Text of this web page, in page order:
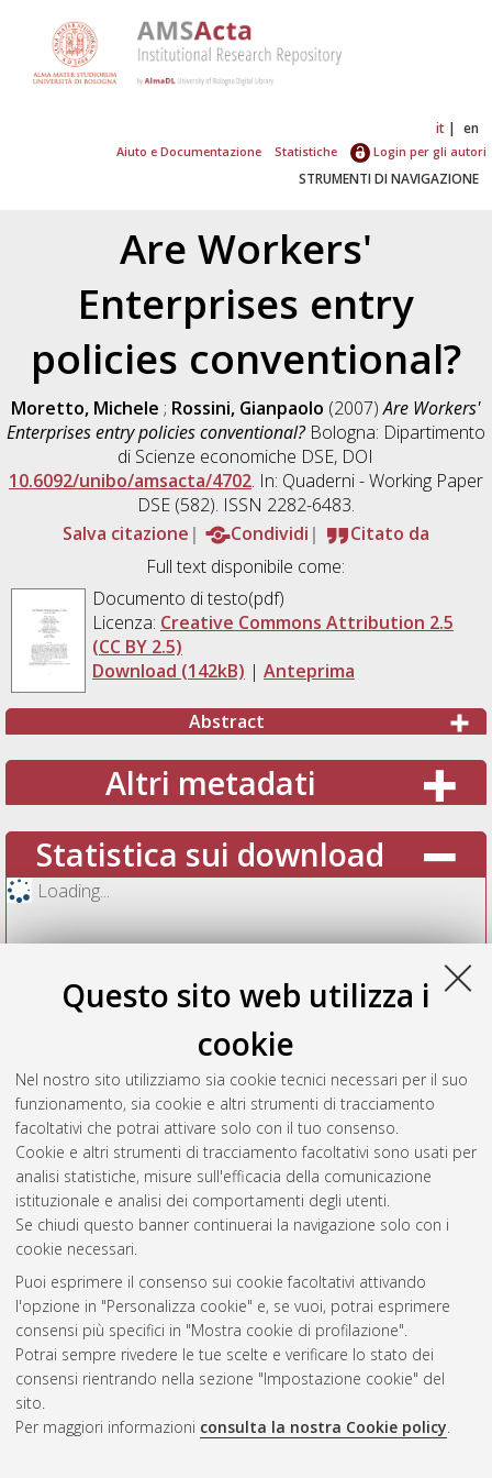
Questo sito web utilizza i
cookie
Nel nostro sito utilizziamo sia cookie tecnici necessari per il suo
funzionamento, sia cookie e altri strumenti di tracciamento
facoltativi che potrai attivare solo con il tuo consenso.
Cookie e altri strumenti di tracciamento facoltativi sono usati per
analisi statistiche, misure sull'efficacia della comunicazione
istituzionale e analisi dei comportamenti degli utenti.
Se chiudi questo banner continuerai la navigazione solo con i
cookie necessari.
Puoi esprimere il consenso sui cookie facoltativi attivando
l'opzione in "Personalizza cookie" e, se vuoi, potrai esprimere
consensi più specifici in "Mostra cookie di profilazione".
Potrai sempre rivedere le tue scelte e verificare lo stato dei
consensi rientrando nella sezione "Impostazione cookie" del
sito.
Per maggiori informazioni consulta la nostra Cookie policy.
it en
Aiuto e Documentazione Statistiche Login per gli autori
STRUMENTI DI NAVIGAZIONE
Are Workers'
Enterprises entry
policies conventional?
Moretto, Michele ; Rossini, Gianpaolo (2007)Are Workers'
Enterprises entry policies conventional?Bologna: Dipartimento
di Scienze economiche DSE, DOI
10.6092/unibo/amsacta/4702. In: Quaderni - Working Paper
DSE (582). ISSN 2282-6483.
Salva citazione
Condividi
Citato da
Full text disponibile come:
Documento di testo(pdf)
Licenza: Creative Commons Attribution 2.5
(CC BY 2.5)
Download (142kB) | Anteprima
Abstract
Altri metadati
Statistica sui download
Loading...
Vedi altre statistiche
Gestione del documento:
Atom
Rss
AMS Acta
ISSN: 2038-7954
re3data.org -
doi.org/10.17616/R3P19R
Servizio implementato e
Impostazioni Cookie